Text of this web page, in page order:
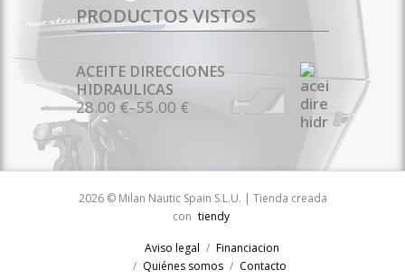
PRODUCTOS VISTOS
ACEITE DIRECCIONES
HIDRAULICAS
28.00 €–55.00 €
2026 © Milan Nautic Spain S.L.U. | Tienda creada
con tiendy
Aviso legal
Financiacion
Quiénes somos
Contacto